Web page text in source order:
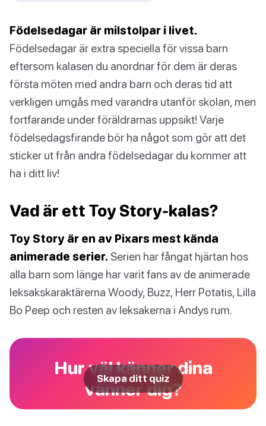
Födelsedagar är milstolpar i livet.
Födelsedagar är extra speciella för vissa barn
eftersom kalasen du anordnar för dem är deras
första möten med andra barn och deras tid att
verkligen umgås med varandra utanför skolan, men
fortfarande under föräldrarnas uppsikt! Varje
födelsedagsfirande bör ha något som gör att det
sticker ut från andra födelsedagar du kommer att
ha i ditt liv!
Vad är ett Toy Story-kalas?
Toy Story är en av Pixars mest kända
animerade serier. Serien har fångat hjärtan hos
alla barn som länge har varit fans av de animerade
leksakskaraktärerna Woody, Buzz, Herr Potatis, Lilla
Bo Peep och resten av leksakerna i Andys rum.
Hur väl känner dina
vänner dig?
Skapa ditt quiz